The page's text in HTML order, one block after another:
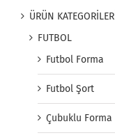
ÜRÜN
FUTBOL
Futbol Forma
Futbol Şort
Çubuklu Forma